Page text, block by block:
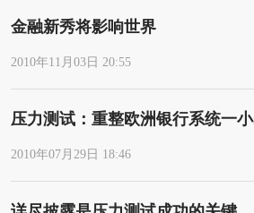
金融新秀将影响世界
2010年11月03日 20:55
压力测试：重整欧洲银行系统一
2010年07月29日 18:46